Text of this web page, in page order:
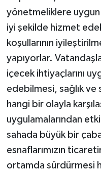
yönetmeliklere
iyi şekilde hizmet
koşullarının
yapıyorlar.
içecek ihtiyaçlarını
edebilmesi, sağlık ve
hangi bir olayla
uygulamalarından
sahada büyük bir
esnaflarımızın
ortamda sürdürmesi